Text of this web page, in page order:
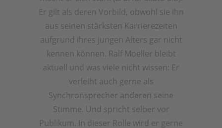
Er gilt als deren Vorbild, obwohl sie ihn
aus seinen stärksten Karrierezeiten
aufgrund ihres jungen Alters gar nicht
kennen können. Ralf Moeller bleibt
aktuell und was viele nicht wissen: Er
verleiht auch gerne als
Synchronsprecher anderen seine
Stimme. Und spricht selber vor
Publikum. In dieser Rolle wird er gerne